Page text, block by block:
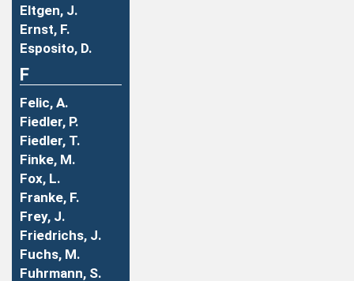
Eltgen, J.
Ernst, F.
Esposito, D.
F
Felic, A.
Fiedler, P.
Fiedler, T.
Finke, M.
Fox, L.
Franke, F.
Frey, J.
Friedrichs, J.
Fuchs, M.
Fuhrmann, S.